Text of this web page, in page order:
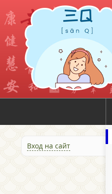
Вход на сайт